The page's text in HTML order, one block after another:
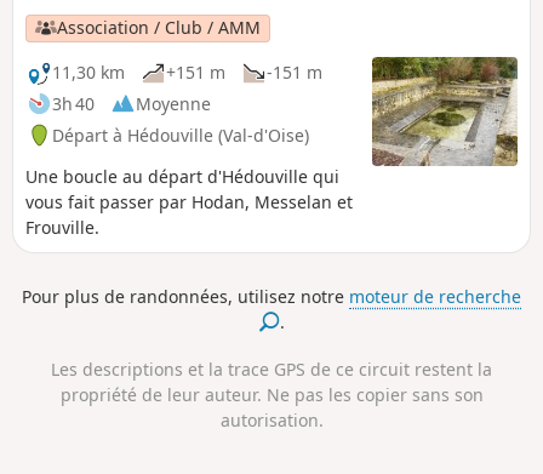
Association / Club / AMM
11,30 km
+151 m
-151 m
3h 40
Moyenne
Départ à Hédouville (Val-d'Oise)
Une boucle au départ d'Hédouville qui
vous fait passer par Hodan, Messelan et
Frouville.
Pour plus de randonnées, utilisez notre moteur de recherche
.
Les descriptions et la trace GPS de ce circuit restent la
propriété de leur auteur. Ne pas les copier sans son
autorisation.